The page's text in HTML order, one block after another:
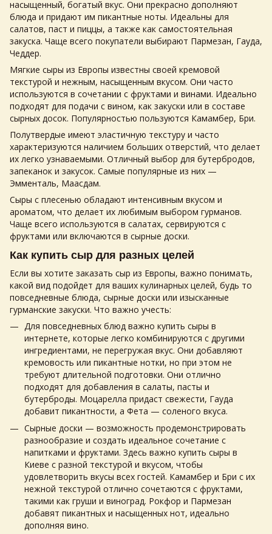
насыщенный, богатый вкус. Они прекрасно дополняют
блюда и придают им пикантные ноты. Идеальны для
салатов, паст и пиццы, а также как самостоятельная
закуска. Чаще всего покупатели выбирают Пармезан, Гауда,
Чеддер.
Мягкие сыры из Европы известны своей кремовой
текстурой и нежным, насыщенным вкусом. Они часто
используются в сочетании с фруктами и винами. Идеально
подходят для подачи с вином, как закуски или в составе
сырных досок. Популярностью пользуются Камамбер, Бри.
Полутвердые имеют эластичную текстуру и часто
характеризуются наличием больших отверстий, что делает
их легко узнаваемыми. Отличный выбор для бутербродов,
запеканок и закусок. Самые популярные из них —
Эмменталь, Маасдам.
Сыры с плесенью обладают интенсивным вкусом и
ароматом, что делает их любимым выбором гурманов.
Чаще всего используются в салатах, сервируются с
фруктами или включаются в сырные доски.
Как купить сыр для разных целей
Если вы хотите заказать сыр из Европы, важно понимать,
какой вид подойдет для ваших кулинарных целей, будь то
повседневные блюда, сырные доски или изысканные
гурманские закуски. Что важно учесть:
Для повседневных блюд важно купить сыры в
интернете, которые легко комбинируются с другими
ингредиентами, не перегружая вкус. Они добавляют
кремовость или пикантные нотки, но при этом не
требуют длительной подготовки. Они отлично
подходят для добавления в салаты, пасты и
бутерброды. Моцарелла придаст свежести, Гауда
добавит пикантности, а Фета — соленого вкуса.
Сырные доски — возможность продемонстрировать
разнообразие и создать идеальное сочетание с
напитками и фруктами. Здесь важно купить сыры в
Киеве с разной текстурой и вкусом, чтобы
удовлетворить вкусы всех гостей. Камамбер и Бри с их
нежной текстурой отлично сочетаются с фруктами,
такими как груши и виноград. Рокфор и Пармезан
добавят пикантных и насыщенных нот, идеально
дополняя вино.